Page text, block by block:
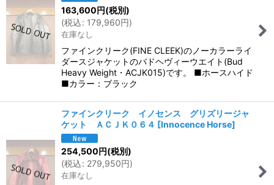
163,600円(税別)
(税込: 179,960円)
在庫なし
ファインクリーク(FINE CLEEK)のノーカラーライ
ダースジャケットのバドヘヴィーウエイト(Bud
Heavy Weight・ACJK015)です。 ■ホースハイド
■カラー：ブラック
ファインクリーク イノセンス グリズリージャ
ケット ＡＣＪＫ０６４ [Innocence Horse]
254,500円(税別)
(税込: 279,950円)
在庫なし